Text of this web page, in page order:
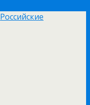
Российские